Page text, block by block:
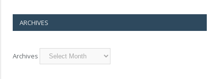
ARCHIVES
Archives